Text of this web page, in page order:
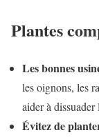
Plantes
Les bonnes
les oignons, les
aider à dissuader
Évitez de